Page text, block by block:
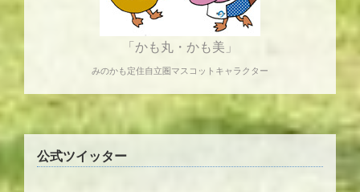
「かも丸・かも美」
みのかも定住自立圏マスコットキャラクター
公式ツイッター